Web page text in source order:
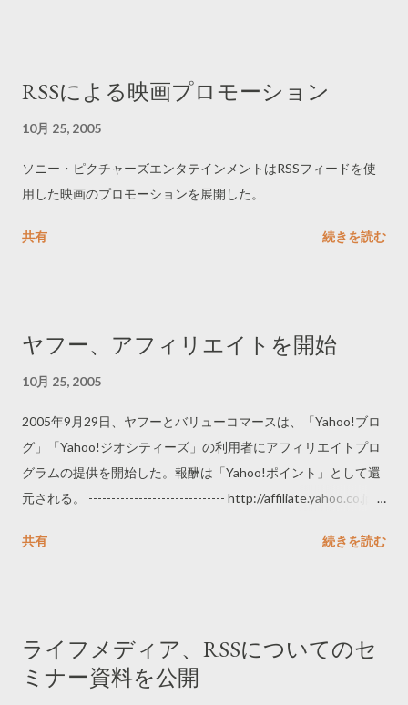
RSSによる映画プロモーション
10月 25, 2005
ソニー・ピクチャーズエンタテインメントはRSSフィードを使
用した映画のプロモーションを展開した。
共有 続きを読む
ヤフー、アフィリエイトを開始
10月 25, 2005
2005年9月29日、ヤフーとバリューコマースは、「Yahoo!ブロ
グ」「Yahoo!ジオシティーズ」の利用者にアフィリエイトプロ
グラムの提供を開始した。報酬は「Yahoo!ポイント」として還
元される。 ------------------------------ http://affiliate.yahoo.co.jp/ -
共有
続きを読む
ライフメディア、RSSについてのセ
ミナー資料を公開